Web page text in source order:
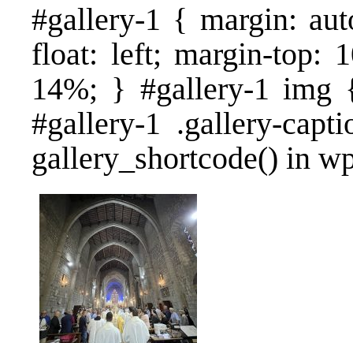
#gallery-1 { margin:
float: left; margin-top:
14%; } #gallery-1
#gallery-1 .gallery-
gallery_shortcode() in